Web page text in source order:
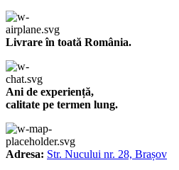
Livrare în toată România.
Ani de experiență,
calitate pe termen lung.
Adresa: Str. Nucului nr. 28, Brașov